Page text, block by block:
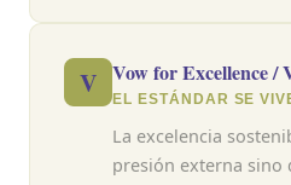
V Vow for Excellence /
EL ESTÁNDAR SE
La excelencia
presión externa sino